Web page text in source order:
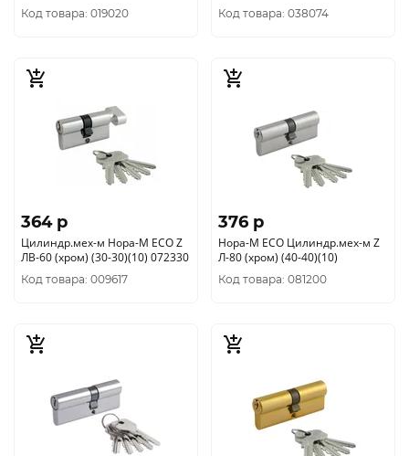
Код товара: 019020 Код товара: 038074
364 p
Цилиндр.мех-м Нора-М ЕСО Z
ЛВ-60 (хром) (30-30)(10) 072330
Код товара: 009617
376 p
Нора-М ЕСО Цилиндр.мех-м Z
Л-80 (хром) (40-40)(10)
Код товара: 081200